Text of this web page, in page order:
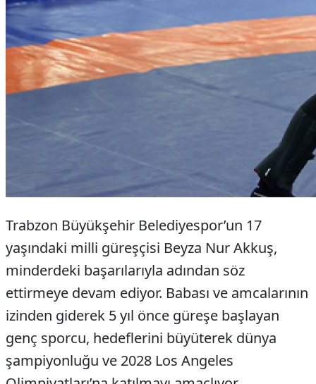
Trabzon Büyükşehir Belediyespor’un 17
yaşındaki milli güreşçisi Beyza Nur Akkuş,
minderdeki başarılarıyla adından söz
ettirmeye devam ediyor. Babası ve amcalarının
izinden giderek 5 yıl önce güreşe başlayan
genç sporcu, hedeflerini büyüterek dünya
şampiyonluğu ve 2028 Los Angeles